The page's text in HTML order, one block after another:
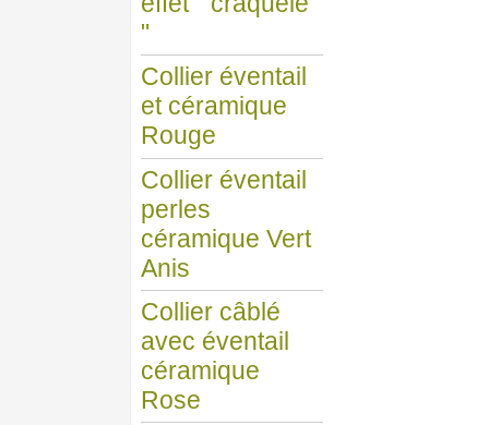
"
Collier éventail
et céramique
Rouge
Collier éventail
perles
céramique Vert
Anis
Collier câblé
avec éventail
céramique
Rose